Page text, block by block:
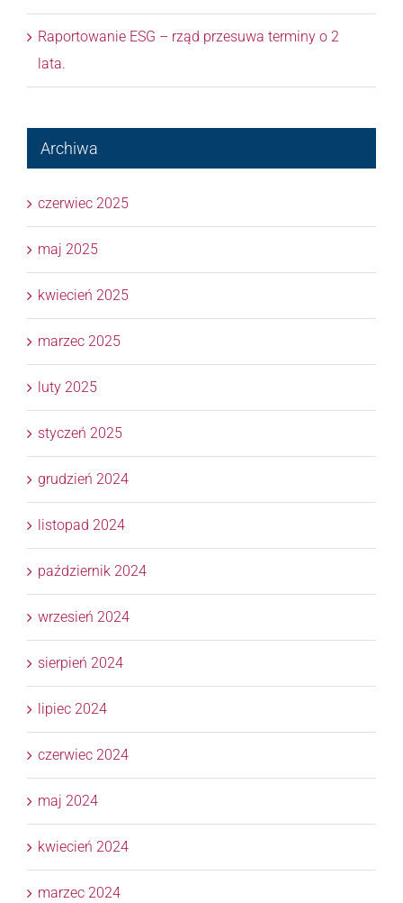
Raportowanie ESG – rząd przesuwa terminy o 2
lata.
Archiwa
czerwiec 2025
maj 2025
kwiecień 2025
marzec 2025
luty 2025
styczeń 2025
grudzień 2024
listopad 2024
październik 2024
wrzesień 2024
sierpień 2024
lipiec 2024
czerwiec 2024
maj 2024
kwiecień 2024
marzec 2024